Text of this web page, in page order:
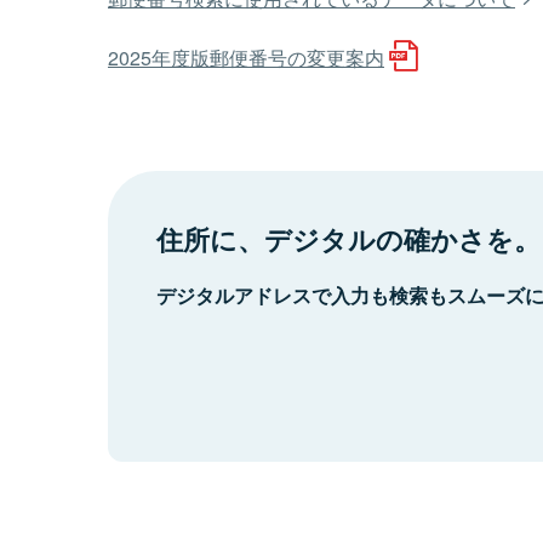
2025年度版郵便番号の変更案内
住所に、デジタルの確かさを。
デジタルアドレスで入力も検索もスムーズ